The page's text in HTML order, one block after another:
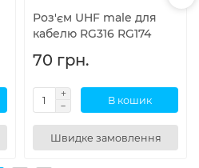
Роз'єм UHF male для
кабелю RG316 RG174
70 грн.
В кошик
Швидке замовлення